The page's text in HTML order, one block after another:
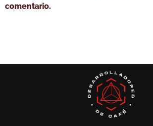
comentario.